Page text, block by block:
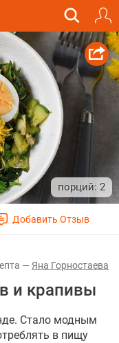
2
Яна Горностаева
и крапивы
Стало модным
в пищу